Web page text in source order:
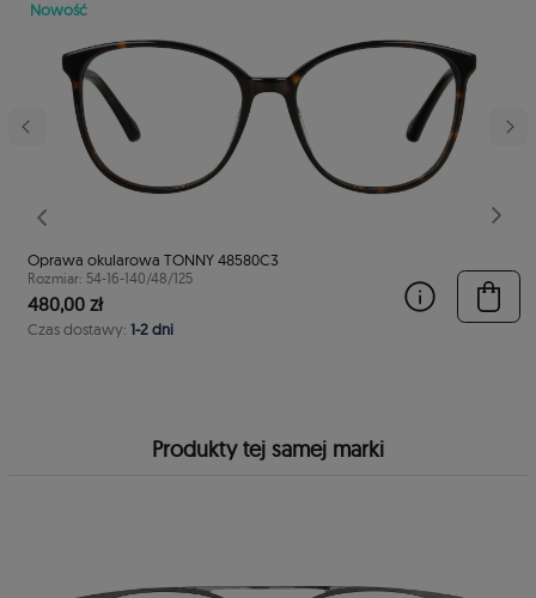
Poprzedni
Nowość
Oprawa okularowa TONNY 48580C3
Rozmiar: 54-16-140/48/125
480,00 zł
Czas dostawy: 1-2 dni
Produkty tej samej marki